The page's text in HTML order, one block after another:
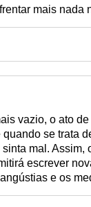
mais nada
vazio, o ato
se trata
mal. Assim,
escrever
e os